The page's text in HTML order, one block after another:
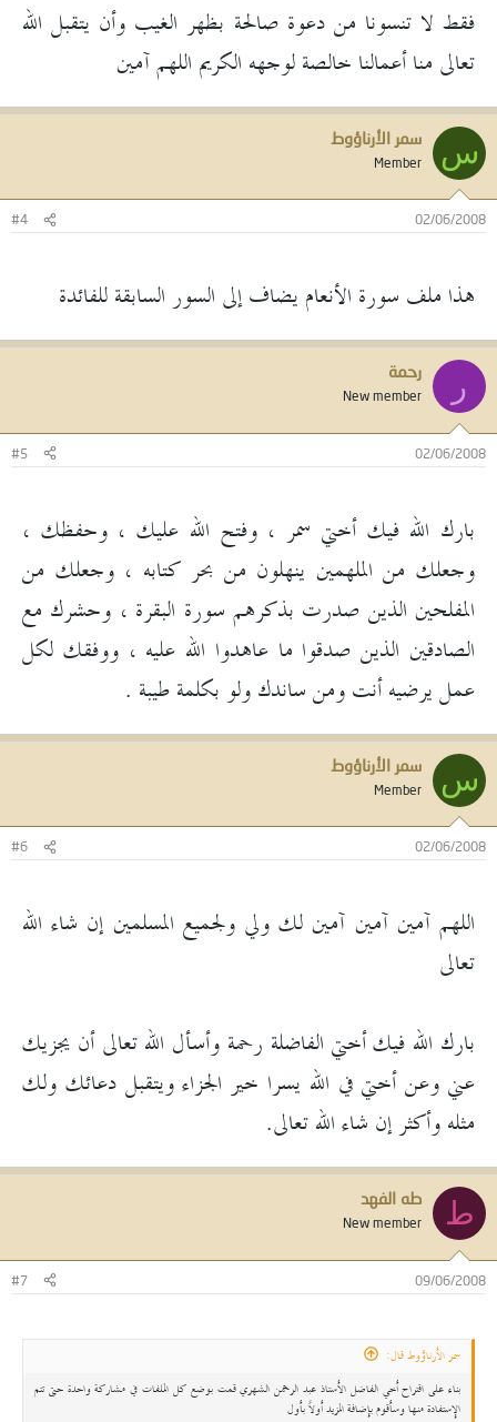
فقط لا تنسونا من دعوة صالحة بظهر الغيب وأن يتقبل الله
تعالى منا أعمالنا خالصة لوجهه الكريم اللهم آمين
س سمر الأرناؤوط
Member
02/06/2008
#4
هذا ملف سورة الأنعام يضاف إلى السور السابقة للفائدة
ر رحمة
New member
02/06/2008
#5
بارك الله فيك أختي سمر ، وفتح الله عليك ، وحفظك ،
وجعلك من الملهمين ينهلون من بحر كتابه ، وجعلك من
المفلحين الذين صدرت بذكرهم سورة البقرة ، وحشرك مع
الصادقين الذين صدقوا ما عاهدوا الله عليه ، ووفقك لكل
عمل يرضيه أنت ومن ساندك ولو بكلمة طيبة .
س سمر الأرناؤوط
Member
02/06/2008
#6
اللهم آمين آمين آمين لك ولي ولجميع المسلمين إن شاء الله
تعالى
بارك الله فيك أختي الفاضلة رحمة وأسأل الله تعالى أن يجزيك
عني وعن أختي في الله يسرا خير الجزاء ويتقبل دعائك ولك
مثله وأكثر إن شاء الله تعالى.
ط طه الفهد
New member
09/06/2008
#7
سمر الأرناؤوط قال:
بناء على اقتراح أخي الفاضل الأستاذ عبد الرحمن الشهري قمت بوضع كل الملفات في مشاركة واحدة حتى تتم
الإستفادة منها وسأقوم بإضافة المزيد أولاً بأول